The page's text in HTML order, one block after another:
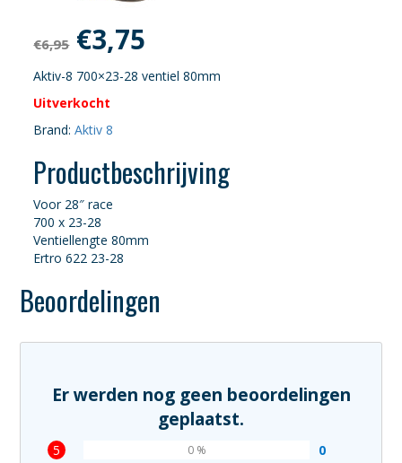
€6,95 Oorspronkelijke
prijs
was:
€3,75
prijs
Aktiv-8 700×23-28 ventiel 80mm
Uitverkocht
Brand:Aktiv 8
Productbeschrijving
Voor 28″ race
700 x 23-28
Ventiellengte 80mm
Ertro 622 23-28
Beoordelingen
Er werden nog geen beoordelingen
geplaatst.
5 0
0 %